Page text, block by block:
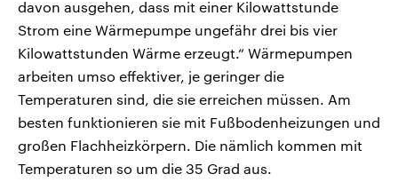
davon ausgehen, dass mit einer Kilowattstunde
Strom eine Wärmepumpe ungefähr drei bis vier
Kilowattstunden Wärme erzeugt.“ Wärmepumpen
arbeiten umso effektiver, je geringer die
Temperaturen sind, die sie erreichen müssen. Am
besten funktionieren sie mit Fußbodenheizungen und
großen Flachheizkörpern. Die nämlich kommen mit
Temperaturen so um die 35 Grad aus.